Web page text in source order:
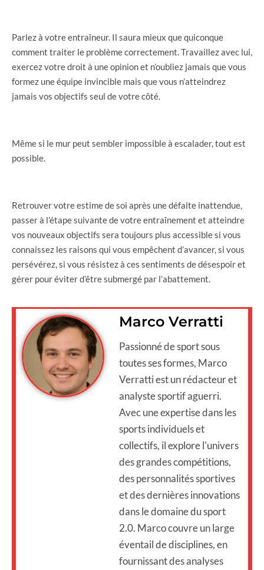
Parlez à votre entraîneur. Il saura mieux que quiconque
comment traiter le problème correctement. Travaillez avec lui,
exercez votre droit à une opinion et n’oubliez jamais que vous
formez une équipe invincible mais que vous n’atteindrez
jamais vos objectifs seul de votre côté.
Même si le mur peut sembler impossible à escalader, tout est
possible.
Retrouver votre estime de soi après une défaite inattendue,
passer à l’étape suivante de votre entraînement et atteindre
vos nouveaux objectifs sera toujours plus accessible si vous
connaissez les raisons qui vous empêchent d’avancer, si vous
persévérez, si vous résistez à ces sentiments de désespoir et
gérer pour éviter d’être submergé par l’abattement.
Marco Verratti
Passionné de sport sous
toutes ses formes, Marco
Verratti est un rédacteur et
analyste sportif aguerri.
Avec une expertise dans les
sports individuels et
collectifs, il explore l'univers
des grandes compétitions,
des personnalités sportives
et des dernières innovations
dans le domaine du sport
2.0. Marco couvre un large
éventail de disciplines, en
fournissant des analyses